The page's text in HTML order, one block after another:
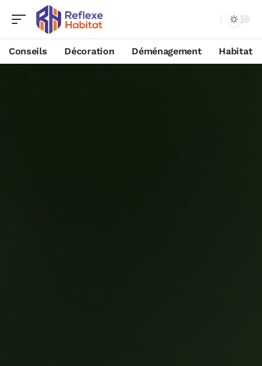
Conseils Décoration Déménagement Habitat